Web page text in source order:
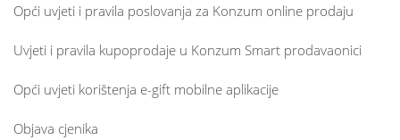
Opći uvjeti i pravila poslovanja za Konzum online prodaju
Uvjeti i pravila kupoprodaje u Konzum Smart prodavaonici
Opći uvjeti korištenja e-gift mobilne aplikacije
Objava cjenika